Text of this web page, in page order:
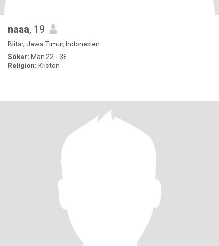
naaa, 19
Blitar, Jawa Timur, Indonesien
Söker: Man 22 - 38
Religion: Kristen